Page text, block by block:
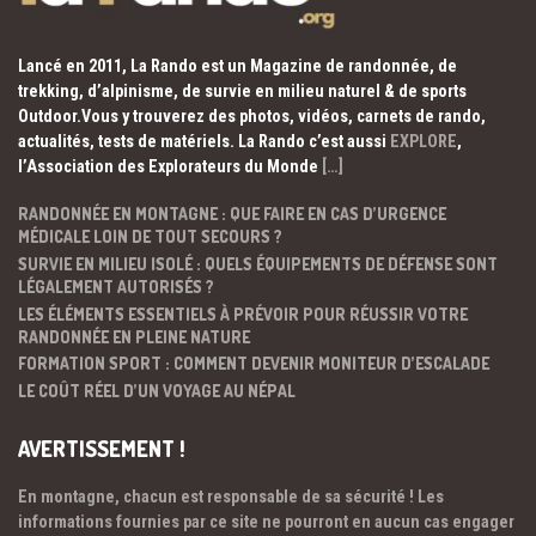
Lancé en 2011, La Rando est un Magazine de randonnée, de
trekking, d’alpinisme, de survie en milieu naturel & de sports
Outdoor.Vous y trouverez des photos, vidéos, carnets de rando,
actualités, tests de matériels. La Rando c’est aussi EXPLORE,
l’Association des Explorateurs du Monde […]
RANDONNÉE EN MONTAGNE : QUE FAIRE EN CAS D’URGENCE
MÉDICALE LOIN DE TOUT SECOURS ?
SURVIE EN MILIEU ISOLÉ : QUELS ÉQUIPEMENTS DE DÉFENSE SONT
LÉGALEMENT AUTORISÉS ?
LES ÉLÉMENTS ESSENTIELS À PRÉVOIR POUR RÉUSSIR VOTRE
RANDONNÉE EN PLEINE NATURE
FORMATION SPORT : COMMENT DEVENIR MONITEUR D’ESCALADE
LE COÛT RÉEL D’UN VOYAGE AU NÉPAL
AVERTISSEMENT !
En montagne, chacun est responsable de sa sécurité ! Les
informations fournies par ce site ne pourront en aucun cas engager